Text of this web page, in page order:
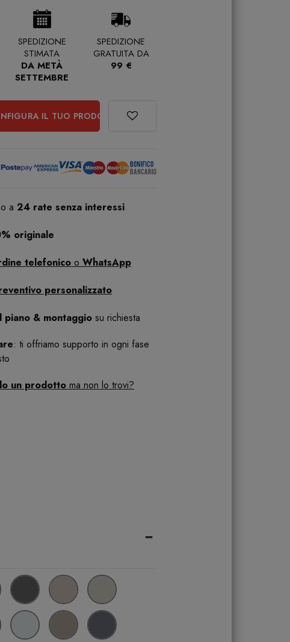
SPEDIZIONE
STIMATA
DA METÀ
SETTEMBRE
SPEDIZIONE
GRATUITA DA
99 €
IL TUO PRODOTTO
a 24 rate senza interessi
originale
telefonico o WhatsApp
personalizzato
piano & montaggio su richiesta
: ti offriamo supporto in ogni fase
un prodotto ma non lo trovi?
-